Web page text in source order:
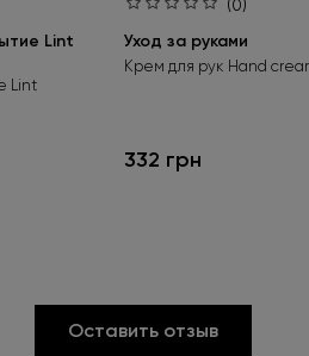
Lint
Lint
(0)
Уход за руками
Крем для рук Hand
332 грн
Оставить отзыв